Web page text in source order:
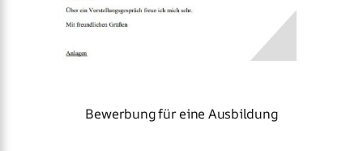
Bewerbung für eine Ausbildung